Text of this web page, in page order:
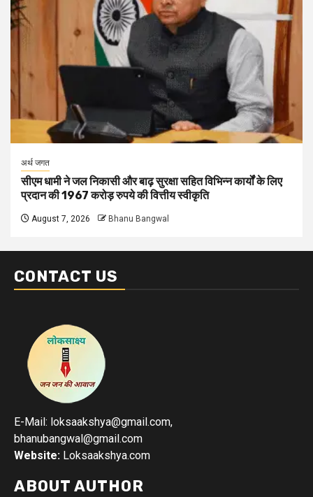
अर्थ जगत
सीएम धामी ने जल निकासी और बाढ़ सुरक्षा सहित विभिन्न कार्यों के लिए
प्रदान की 1967 करोड़ रुपये की वित्तीय स्वीकृति
August 7, 2026 Bhanu Bangwal
CONTACT US
E-Mail: loksaakshya@gmail.com,
bhanubangwal@gmail.com
Website: Loksaakshya.com
ABOUT AUTHOR